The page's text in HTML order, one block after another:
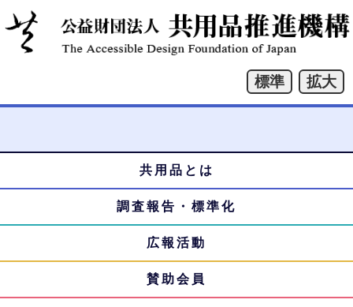
ャ
メ
ニ
ュ
ー
共用品とは
調査報告・標準化
広報活動
賛助会員